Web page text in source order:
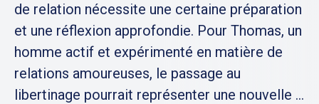
de relation nécessite une certaine préparation
et une réflexion approfondie. Pour Thomas, un
homme actif et expérimenté en matière de
relations amoureuses, le passage au
libertinage pourrait représenter une nouvelle ...